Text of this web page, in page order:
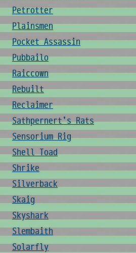
Petrotter
Plainsmen
Pocket Assassin
Pubbailo
Raiccown
Rebuilt
Reclaimer
Sathpernert's Rats
Sensorium Rig
Shell Toad
Shrike
Silverback
Skaig
Skyshark
Slembaith
Solarfly